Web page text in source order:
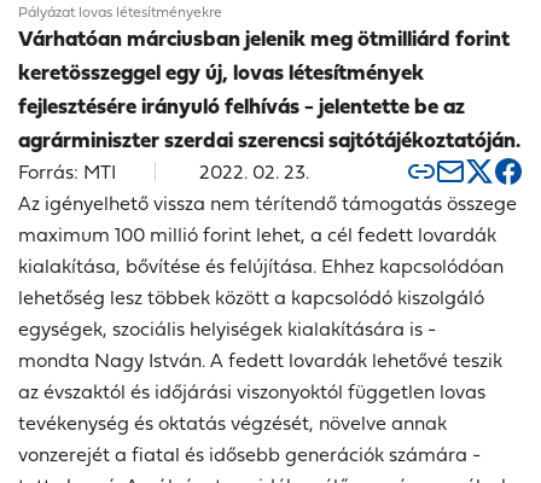
Pályázat lovas létesítményekre
Várhatóan márciusban jelenik meg ötmilliárd forint
keretösszeggel egy új, lovas létesítmények
fejlesztésére irányuló felhívás - jelentette be az
agrárminiszter szerdai szerencsi sajtótájékoztatóján.
Forrás: MTI
2022. 02. 23.
Az igényelhető vissza nem térítendő támogatás összege
maximum 100 millió forint lehet, a cél fedett lovardák
kialakítása, bővítése és felújítása. Ehhez kapcsolódóan
lehetőség lesz többek között a kapcsolódó kiszolgáló
egységek, szociális helyiségek kialakítására is -
mondta Nagy István.A fedett lovardák lehetővé teszik
az évszaktól és időjárási viszonyoktól független lovas
tevékenység és oktatás végzését, növelve annak
vonzerejét a fiatal és idősebb generációk számára -